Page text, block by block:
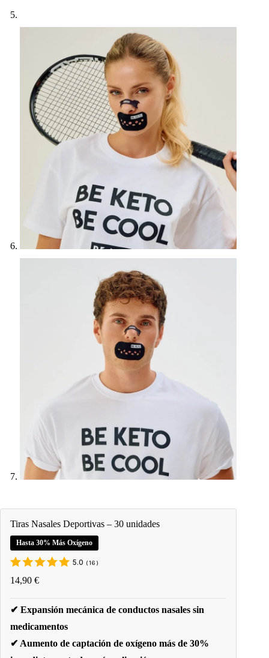
Tiras Nasales Deportivas – 30 unidades
Hasta 30% Más Oxígeno
5.0 ( 16 )
14,90 €
✔ Expansión mecánica de conductos nasales sin
medicamentos
✔ Aumento de captación de oxígeno más de 30%